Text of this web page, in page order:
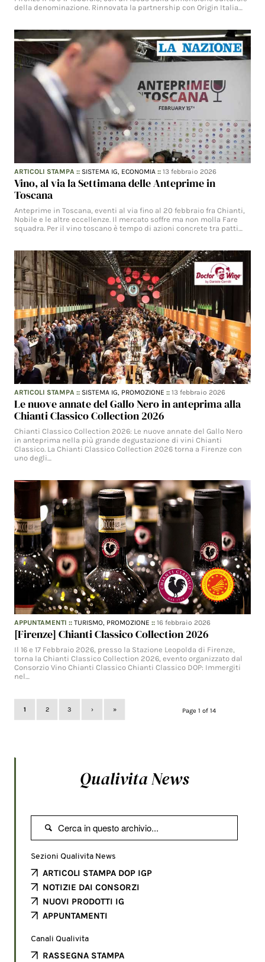
della denominazione. Rinnovata la partnership con Origin Italia…
ARTICOLI STAMPA :: SISTEMA IG, ECONOMIA ::13 febbraio 2026
Vino, al via la Settimana delle Anteprime in
Toscana
Anteprime in Toscana, eventi al via fino al 20 febbraio fra Chianti,
Nobile e le altre eccellenze. Il mercato soffre ma non molla Fare
squadra. Per il vino toscano è tempo di azioni concrete tra patti…
ARTICOLI STAMPA :: SISTEMA IG, PROMOZIONE ::13 febbraio 2026
Le nuove annate del Gallo Nero in anteprima alla
Chianti Classico Collection 2026
Chianti Classico Collection 2026: Le nuove annate del Gallo Nero
in anteprima nella più grande degustazione di vini Chianti
Classico. La Chianti Classico Collection 2026 torna a Firenze con
uno degli…
APPUNTAMENTI ::TURISMO, PROMOZIONE ::16 febbraio 2026
[Firenze] Chianti Classico Collection 2026
Il 16 e 17 Febbraio 2026, presso la Stazione Leopolda di Firenze,
torna la Chianti Classico Collection 2026, evento organizzato dal
Consorzio Vino Chianti Classico Chianti Classico DOP: Immergiti
nel…
Page 1 of 14
1 2 3 › »
Qualivita News

Sezioni Qualivita News
ARTICOLI STAMPA DOP IGP
NOTIZIE DAI CONSORZI
NUOVI PRODOTTI IG
APPUNTAMENTI
Canali Qualivita
RASSEGNA STAMPA